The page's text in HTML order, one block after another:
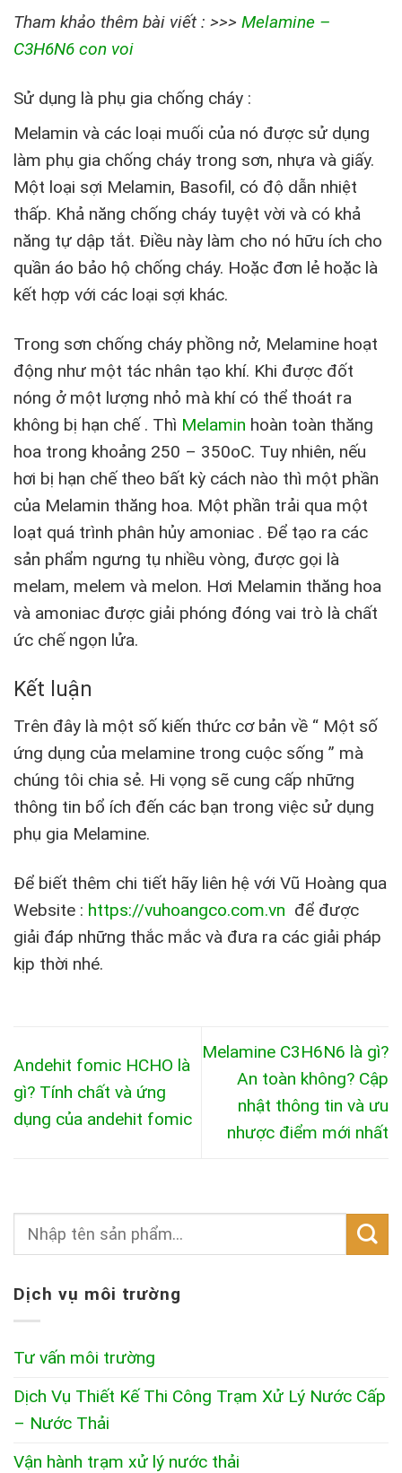
Tham khảo thêm bài viết : >>> Melamine –
C3H6N6 con voi
Sử dụng là phụ gia chống cháy :
Melamin và các loại muối của nó được sử dụng
làm phụ gia chống cháy trong sơn, nhựa và giấy.
Một loại sợi Melamin, Basofil, có độ dẫn nhiệt
thấp. Khả năng chống cháy tuyệt vời và có khả
năng tự dập tắt. Điều này làm cho nó hữu ích cho
quần áo bảo hộ chống cháy. Hoặc đơn lẻ hoặc là
kết hợp với các loại sợi khác.
Trong sơn chống cháy phồng nở, Melamine hoạt
động như một tác nhân tạo khí. Khi được đốt
nóng ở một lượng nhỏ mà khí có thể thoát ra
không bị hạn chế . Thì Melamin hoàn toàn thăng
hoa trong khoảng 250 – 350oC. Tuy nhiên, nếu
hơi bị hạn chế theo bất kỳ cách nào thì một phần
của Melamin thăng hoa. Một phần trải qua một
loạt quá trình phân hủy amoniac . Để tạo ra các
sản phẩm ngưng tụ nhiều vòng, được gọi là
melam, melem và melon. Hơi Melamin thăng hoa
và amoniac được giải phóng đóng vai trò là chất
ức chế ngọn lửa.
Kết luận
Trên đây là một số kiến thức cơ bản về “ Một số
ứng dụng của melamine trong cuộc sống ” mà
chúng tôi chia sẻ. Hi vọng sẽ cung cấp những
thông tin bổ ích đến các bạn trong việc sử dụng
phụ gia Melamine.
Để biết thêm chi tiết hãy liên hệ với Vũ Hoàng qua
Website : https://vuhoangco.com.vn để được
giải đáp những thắc mắc và đưa ra các giải pháp
kịp thời nhé.
Andehit fomic HCHO là
gì? Tính chất và ứng
dụng của andehit fomic
Melamine C3H6N6 là gì?
An toàn không? Cập
nhật thông tin và ưu
nhược điểm mới nhất
Dịch vụ môi trường
Tư vấn môi trường
Dịch Vụ Thiết Kế Thi Công Trạm Xử Lý Nước Cấp
– Nước Thải
Vận hành trạm xử lý nước thải